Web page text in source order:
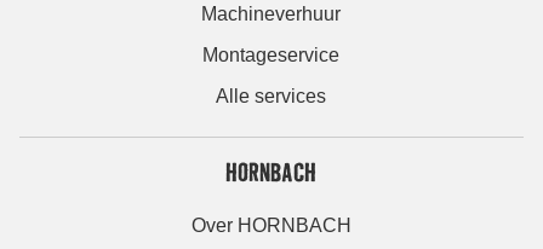
Machineverhuur
Montageservice
Alle services
HORNBACH
Over HORNBACH